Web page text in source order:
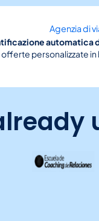
Agenzia di
automatica
offerte personalizzate